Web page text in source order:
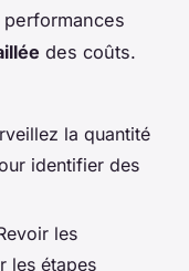
des coûts.
la quantité
identifier des
les
les étapes